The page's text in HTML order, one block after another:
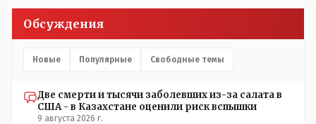
видимость ИНТРИГИ выборов, его как бы и якобы
НАКАЛ - и тот и этот без разрешения АП - и шага,
- идёт СКУЧНАЯ и НУДНАЯ и МОНОТОННАЯ и полностью
усмотрению: - их мгновенно лишать возможности идти
на выборы и не дадут им места в будущем Курултае: -
Обсуждения
Новые Популярные Свободные темы
Две смерти и тысячи заболевших из-за салата в
США - в Казахстане оценили риск вспышки
9 августа 2026 г.